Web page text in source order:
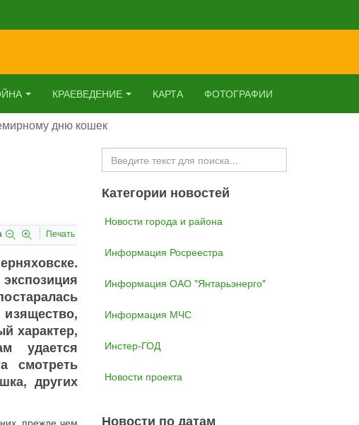
КРАЕВЕДЕНИЕ КАРТА ФОТОГРАФИИ
дню кошек
Печать
характер,
удается
смотреть
других
прежде чем
Искать...
Категории новостей
Новости города и района
Информация Росреестра
Информация ОАО "Янтарьэнерго"
Информация МЧС
Инстер-ГОД
Новости проекта
Новости по датам